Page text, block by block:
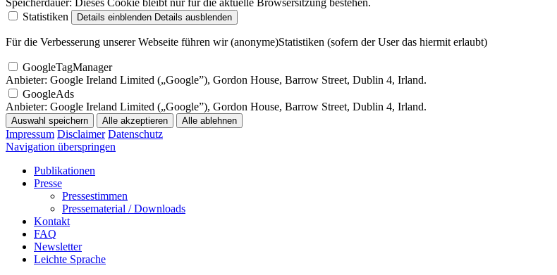
Speicherdauer: Dieses Cookie bleibt nur für die aktuelle Browsersitzung bestehen.
Statistiken
Details einblenden Details ausblenden
Für die Verbesserung unserer Webseite führen wir (anonyme)Statistiken (sofern der User das hiermit erlaubt)
GoogleTagManager
Anbieter: Google Ireland Limited („Google”), Gordon House, Barrow Street, Dublin 4, Irland.
GoogleAds
Anbieter: Google Ireland Limited („Google”), Gordon House, Barrow Street, Dublin 4, Irland.
Auswahl speichern Alle akzeptieren Alle ablehnen
Impressum Disclaimer Datenschutz
Navigation überspringen
Publikationen
Presse
Pressestimmen
Pressematerial / Downloads
Kontakt
FAQ
Newsletter
Leichte Sprache